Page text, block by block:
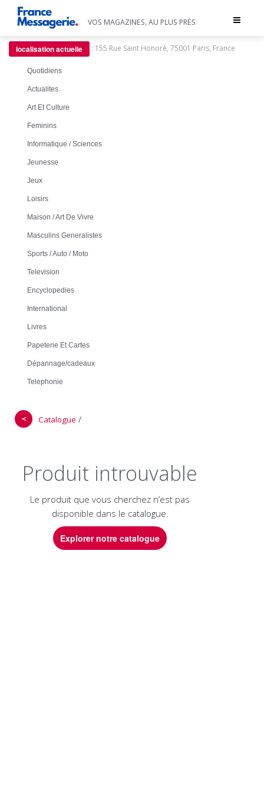
Toggle
VOS MAGAZINES, AU PLUS PRÈS
localisation actuelle : 155 Rue Saint Honoré, 75001 Paris, France
Quotidiens
Actualites
Art Et Culture
Feminins
Informatique / Sciences
Jeunesse
Jeux
Loisirs
Maison / Art De Vivre
Masculins Generalistes
Sports / Auto / Moto
Television
Encyclopedies
International
Livres
Papeterie Et Cartes
Dépannage/cadeaux
Telephonie
＜ Catalogue /
Produit introuvable
Le produit que vous cherchez n’est pas
disponible dans le catalogue.
Explorer notre catalogue